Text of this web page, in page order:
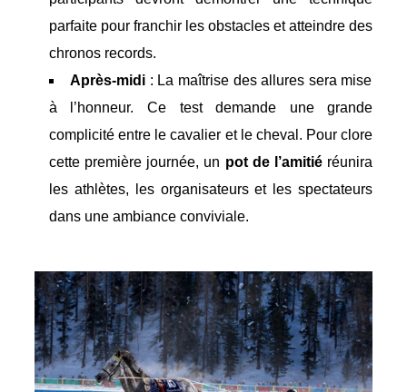
parfaite pour franchir les obstacles et atteindre des
chronos records.
Après-midi : La maîtrise des allures sera mise
à l’honneur. Ce test demande une grande
complicité entre le cavalier et le cheval. Pour clore
cette première journée, un pot de l’amitiéréunira
les athlètes, les organisateurs et les spectateurs
dans une ambiance conviviale.